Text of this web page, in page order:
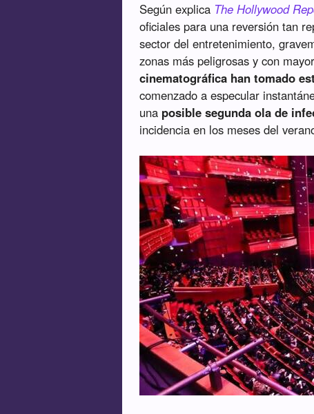
Según explica The Hollywood
oficiales para una reversión tan
sector del entretenimiento,
zonas más peligrosas y con
cinematográfica han tomado
comenzado a especular
una posible segunda ola de
incidencia en los meses del